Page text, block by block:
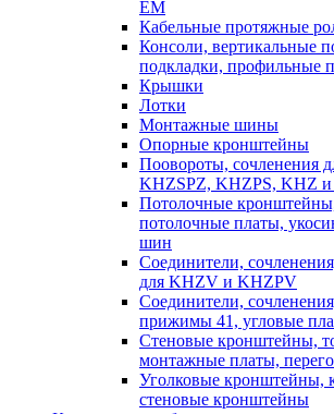
EM
Кабельные протяжные
Консоли, вертикальные
подкладки, профильные
Крышки
Лотки
Монтажные шины
Опорные кронштейны
Поовороты, сочленения
KHZSPZ, KHZPS, KHZ
Потолочные
потолочные платы,
шин
Соединители,
для KHZV и KHZPV
Соединители,
прижимы 41, угловые
Стеновые кронштейны,
монтажные платы,
Уголковые кронштейны,
стеновые кронштейны